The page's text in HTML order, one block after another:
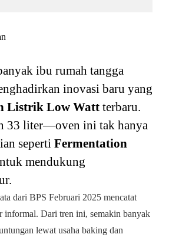
ibu rumah tangga
inovasi baru yang
Listrik Low Watt terbaru.
33 liter—oven ini tak hanya
seperti Fermentation
mendukung
dari BPS Februari 2025 mencatat
informal. Dari tren ini, semakin banyak
lewat usaha baking dan